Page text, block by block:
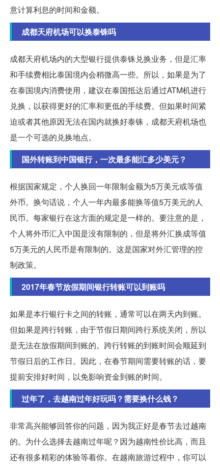
意计算利息的时间和金额。
成都天府机场可以换泰铢吗
成都天府机场内的大型银行提供泰铢兑换业务，但是汇率
和手续费相比泰国境内会稍微高一些。所以，如果是为了
在泰国境内消费使用，建议在泰国抵达后通过ATM机进行
兑换，以获得更好的汇率和更低的手续费。但如果时间紧
迫或者其他原因无法在国内就换好泰铢，成都天府机场也
是一个可选的兑换地点。
国外转账到中国银行，一次最多能汇多少美元？
根据国家规定，个人换回一年限制金额为5万美元或等值
外币。换句话说，个人一年内最多能换等值5万美元的人
民币。每家银行在这方面的规定是一样的。要注意的是，
个人将外币汇入中国是没有限制的，但是将外汇换成等值
5万美元的人民币是有限制的。这是国家对外汇管理的控
制政策。
2017年春节放假期间银行转账可以到账吗
如果是本行银行卡之间的转账，通常可以在两天内到账。
但如果是跨行转账，由于节假日期间跨行系统关闭，所以
是无法在放假期间到账的。跨行转账的到账时间会顺延到
节假日后的工作日。因此，在春节期间需要转账的话，要
提前安排好时间，以免影响资金到账的时间。
过年了，去越南过年好玩吗？需要换什么钱？
非常高兴能够回答你的问题，因为我正好是春节去过越南
的。为什么选择去越南过年呢？因为越南性价比高，而且
还有很多精彩的体验等着你。在越南旅游过程中，你可以